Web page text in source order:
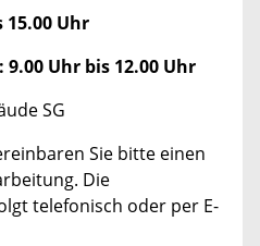
15.00 Uhr
Uhr bis 12.00 Uhr
SG
Sie bitte einen
Die
telefonisch oder per E-